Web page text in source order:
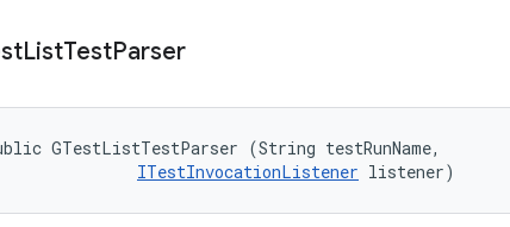
ListTestParser
GTestListTestParser (String testRunName,
ITestInvocationListener listener)